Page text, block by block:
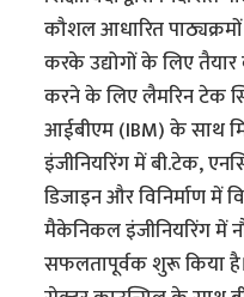
कौशल आधारित
करके उद्योगों के लिए तैयार
करने के लिए लैमरिन टेक
आईबीएम (IBM) के साथ
इंजीनियरिंग में बी.टेक,
डिजाइन और विनिर्माण में
मैकेनिकल इंजीनियरिंग में
सफलतापूर्वक शुरू किया है।